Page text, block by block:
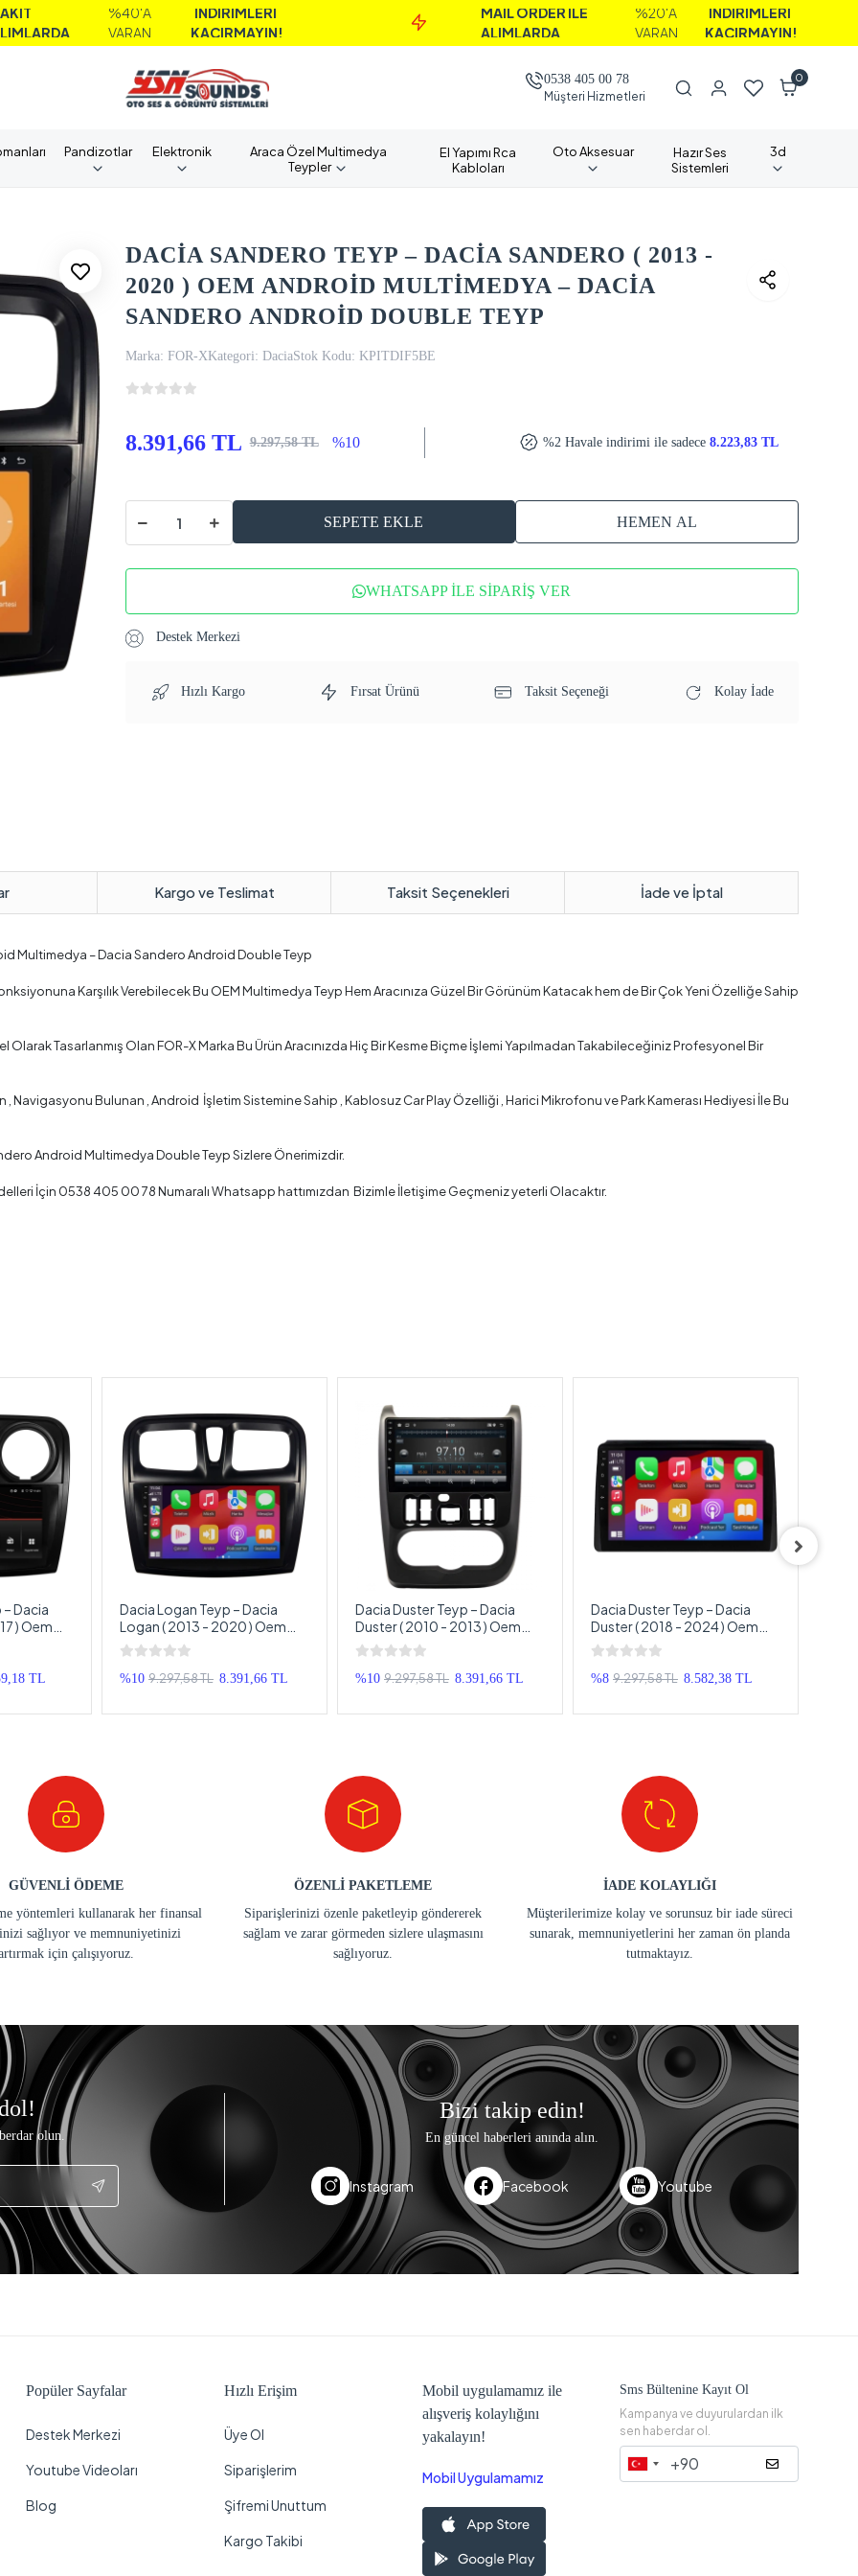
VARAN
İNDİRİMLERİ
KAÇIRMAYIN!
MAİL ORDER İLE
ALIMLARDA
%20'A
İNDİRİMLERİ
KAÇIRMAYIN!
0538 405 00 78
Müşteri Hizmetleri
0
Pandizotlar Elektronik
Araca Özel Multimedya
Teypler
El Yapımı Rca
Kabloları
Oto Aksesuar
Hazır Ses
Sistemleri
3d
DACİA SANDERO TEYP – DACİA SANDERO ( 2013 -
2020 ) OEM ANDROİD MULTİMEDYA – DACİA
SANDERO ANDROİD DOUBLE TEYP
Marka: FOR-XKategori: DaciaStok Kodu: KPITDIF5BE
8.391,66 TL 9.297,58 TL %10 %2 Havale indirimi ile sadece 8.223,83 TL
SEPETE EKLE HEMEN AL
WHATSAPP İLE SİPARİŞ VER
Destek Merkezi
Hızlı Kargo Fırsat Ürünü Taksit Seçeneği Kolay İade
Kargo ve Teslimat Taksit Seçenekleri İade ve İptal
Multimedya – Dacia Sandero Android Double Teyp
Karşılık Verebilecek Bu OEM Multimedya Teyp Hem Aracınıza Güzel Bir Görünüm Katacak hem de Bir Çok Yeni Özelliğe Sahip
Tasarlanmış Olan FOR-X Marka Bu Ürün Aracınızda Hiç Bir Kesme Biçme İşlemi Yapılmadan Takabileceğiniz Profesyonel Bir
, Navigasyonu Bulunan , Android İşletim Sistemine Sahip , Kablosuz Car Play Özelliği , Harici Mikrofonu ve Park Kamerası Hediyesi İle Bu
Android Multimedya Double Teyp Sizlere Önerimizdir.
İçin 0538 405 00 78 Numaralı Whatsapp hattımızdan Bizimle İletişime Geçmeniz yeterli Olacaktır.
Dacia
) Oem
– Dacia
Teyp
TL
Dacia Logan Teyp – Dacia
Logan ( 2013 - 2020 ) Oem
Android Multimedya – Dacia
Logan Android Double Teyp
%10 9.297,58 TL 8.391,66 TL
Dacia Duster Teyp – Dacia
Duster ( 2010 - 2013 ) Oem
Android Multimedya – Dacia
Duster Android Double Teyp
%10 9.297,58 TL 8.391,66 TL
Dacia Duster Teyp – Dacia
Duster ( 2018 - 2024 ) Oem
Android Multimedya – Dacia
Duster Android Double Teyp
%8 9.297,58 TL 8.582,38 TL
GÜVENLİ ÖDEME
yöntemleri kullanarak her finansal
sağlıyor ve memnuniyetinizi
için çalışıyoruz.
ÖZENLİ PAKETLEME
Siparişlerinizi özenle paketleyip göndererek
sağlam ve zarar görmeden sizlere ulaşmasını
sağlıyoruz.
İADE KOLAYLIĞI
Müşterilerimize kolay ve sorunsuz bir iade süreci
sunarak, memnuniyetlerini her zaman ön planda
tutmaktayız.
olun.
Bizi takip edin!
En güncel haberleri anında alın.
Instagram Facebook Youtube
Popüler Sayfalar
Destek Merkezi
Youtube Videoları
Blog
Hızlı Erişim
Üye Ol
Siparişlerim
Şifremi Unuttum
Kargo Takibi
Mobil uygulamamız ile
alışveriş kolaylığını
yakalayın!
Mobil Uygulamamız
Sms Bültenine Kayıt Ol
Kampanya ve duyurulardan ilk
sen haberdar ol.